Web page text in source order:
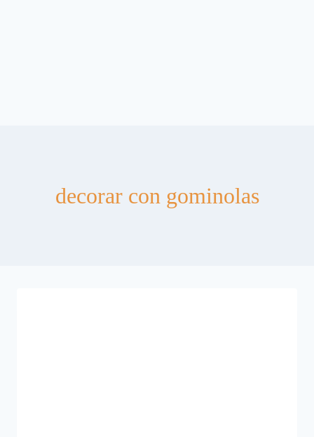
decorar con gominolas